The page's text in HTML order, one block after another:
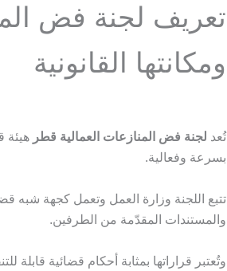
تعريف لجنة فض
ومكانتها القانونية
تُعد لجنة فض المنازعات العمالية قطر هيئة
بسرعة وفعالية.
تتبع اللجنة وزارة العمل وتعمل كجهة شبه
والمستندات المقدّمة من الطرفين.
وتُعتبر قراراتها بمثابة أحكام قضائية قابلة